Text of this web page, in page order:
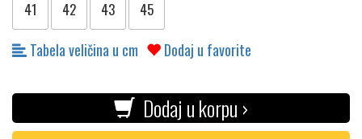
41 42 43 45
Tabela veličina u cm Dodaj u favorite
Dodaj u korpu ›